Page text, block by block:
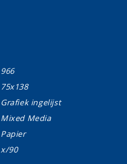
966
75x138
Grafiek ingelijst
Mixed Media
Papier
x/90